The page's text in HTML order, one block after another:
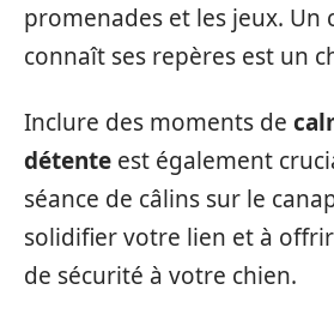
promenades et les jeux. Un
connaît ses repères est un
Inclure des moments de
détente est également
séance de câlins sur le
solidifier votre lien et à
de sécurité à votre chien.